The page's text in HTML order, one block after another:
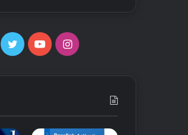
TwitterYouTubeInstagram